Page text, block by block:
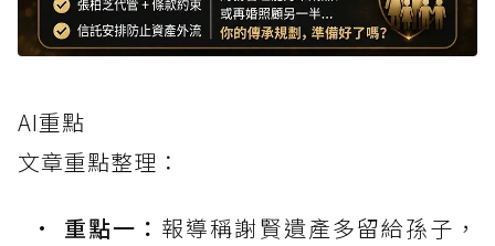
AI重點
文章重點整理：
重點一： 報導稱謝賢遺產多留給孫子，